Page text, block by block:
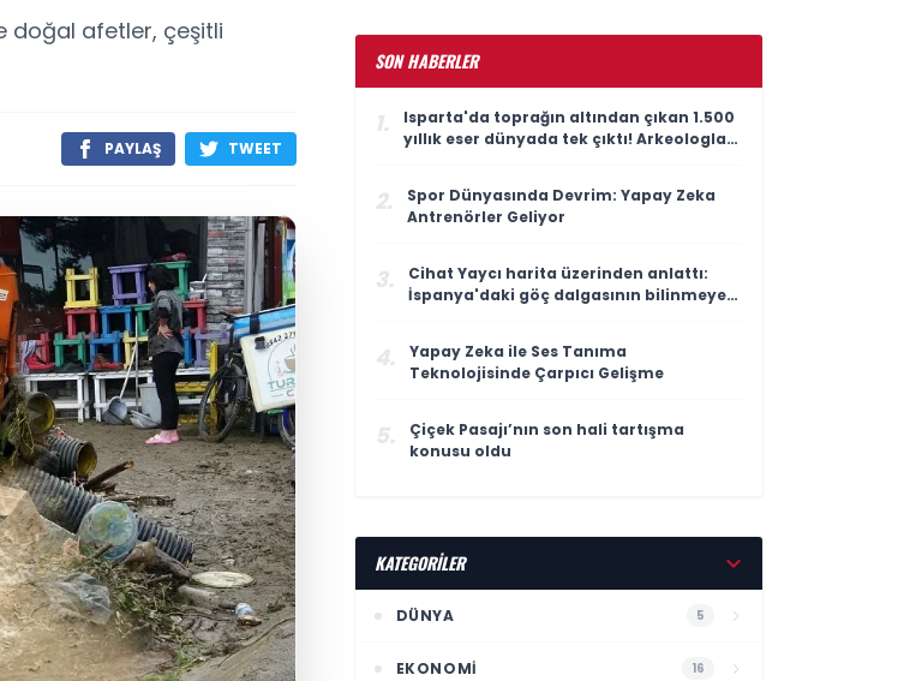
doğal afetler, çeşitli
PAYLAŞ TWEET
SON HABERLER
1.
Isparta'da toprağın altından çıkan 1.500
yıllık eser dünyada tek çıktı! Arkeologlar
2.
Spor Dünyasında Devrim: Yapay Zeka
Antrenörler Geliyor
3.
Cihat Yaycı harita üzerinden anlattı:
İspanya'daki göç dalgasının bilinmeyen
4.
Yapay Zeka ile Ses Tanıma
Teknolojisinde Çarpıcı Gelişme
5.
Çiçek Pasajı’nın son hali tartışma
konusu oldu
KATEGORİLER
DÜNYA 5
EKONOMI 16